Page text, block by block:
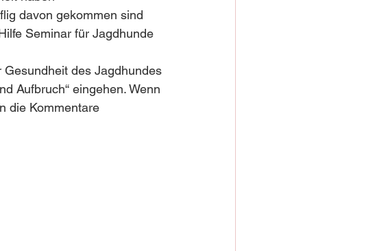
davon gekommen sind
Seminar für Jagdhunde
des Jagdhundes
Aufbruch“ eingehen. Wenn
die Kommentare